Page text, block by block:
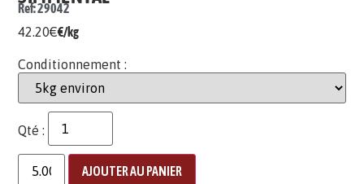
Ref: 29042
42.20€€/kg
Conditionnement :
Qté :
AJOUTER AU PANIER